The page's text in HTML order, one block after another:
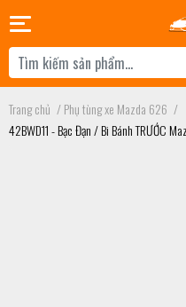
Trang chủ /Phụ tùng xe Mazda 626 /
42BWD11 - Bạc Đạn / Bi Bánh TRƯỚC